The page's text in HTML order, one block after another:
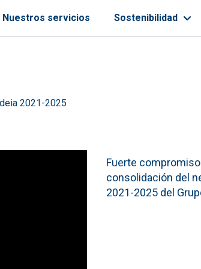
Nuestros servicios Sostenibilidad
a la navegación
2021-2025
Fuerte
consolidación del
2021-2025 del